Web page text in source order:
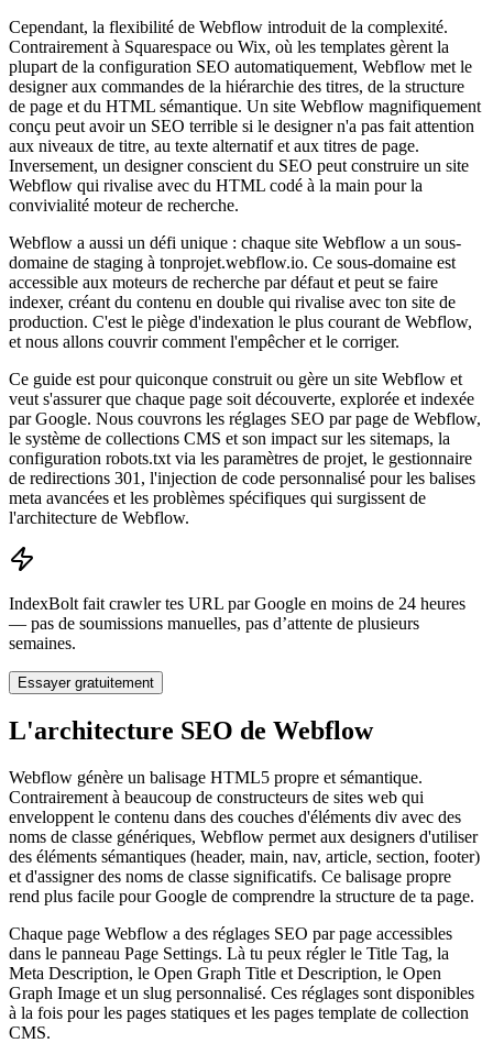
Cependant, la flexibilité de Webflow introduit de la complexité.
Contrairement à Squarespace ou Wix, où les templates gèrent la
plupart de la configuration SEO automatiquement, Webflow met le
designer aux commandes de la hiérarchie des titres, de la structure
de page et du HTML sémantique. Un site Webflow magnifiquement
conçu peut avoir un SEO terrible si le designer n'a pas fait attention
aux niveaux de titre, au texte alternatif et aux titres de page.
Inversement, un designer conscient du SEO peut construire un site
Webflow qui rivalise avec du HTML codé à la main pour la
convivialité moteur de recherche.
Webflow a aussi un défi unique : chaque site Webflow a un sous-
domaine de staging à tonprojet.webflow.io. Ce sous-domaine est
accessible aux moteurs de recherche par défaut et peut se faire
indexer, créant du contenu en double qui rivalise avec ton site de
production. C'est le piège d'indexation le plus courant de Webflow,
et nous allons couvrir comment l'empêcher et le corriger.
Ce guide est pour quiconque construit ou gère un site Webflow et
veut s'assurer que chaque page soit découverte, explorée et indexée
par Google. Nous couvrons les réglages SEO par page de Webflow,
le système de collections CMS et son impact sur les sitemaps, la
configuration robots.txt via les paramètres de projet, le gestionnaire
de redirections 301, l'injection de code personnalisé pour les balises
meta avancées et les problèmes spécifiques qui surgissent de
l'architecture de Webflow.
IndexBolt fait crawler tes URL par Google en moins de 24 heures
— pas de soumissions manuelles, pas d’attente de plusieurs
semaines.
Essayer gratuitement
L'architecture SEO de Webflow
Webflow génère un balisage HTML5 propre et sémantique.
Contrairement à beaucoup de constructeurs de sites web qui
enveloppent le contenu dans des couches d'éléments div avec des
noms de classe génériques, Webflow permet aux designers d'utiliser
des éléments sémantiques (header, main, nav, article, section, footer)
et d'assigner des noms de classe significatifs. Ce balisage propre
rend plus facile pour Google de comprendre la structure de ta page.
Chaque page Webflow a des réglages SEO par page accessibles
dans le panneau Page Settings. Là tu peux régler le Title Tag, la
Meta Description, le Open Graph Title et Description, le Open
Graph Image et un slug personnalisé. Ces réglages sont disponibles
à la fois pour les pages statiques et les pages template de collection
CMS.